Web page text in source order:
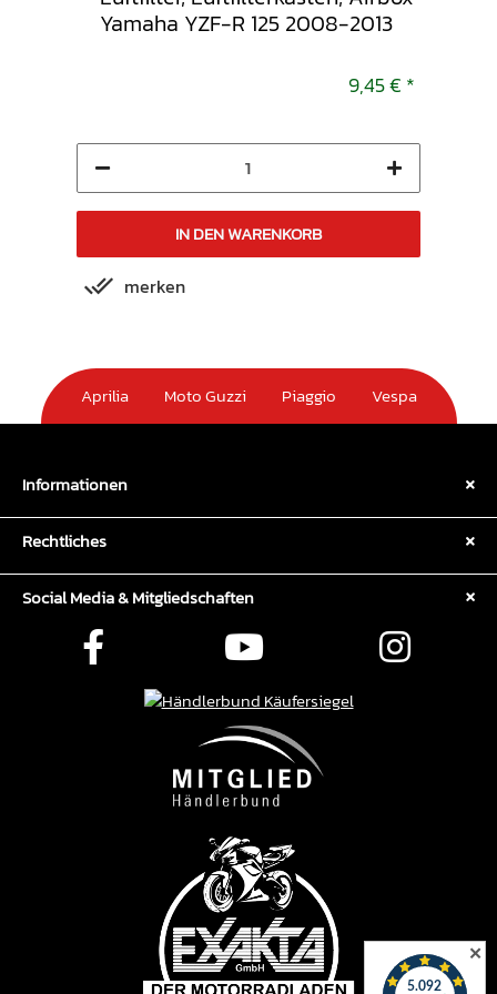
Yamaha YZF-R 125 2008-2013
9,45 € *
IN DEN WARENKORB
merken
Aprilia Moto Guzzi Piaggio Vespa
Informationen
Rechtliches
Social Media & Mitgliedschaften
✕